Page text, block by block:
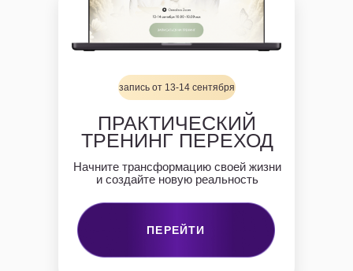
ПРАКТИЧЕСКИЙ
ТРЕНИНГ ПЕРЕХОД
Начните трансформацию своей жизни
и создайте новую реальность
ПЕРЕЙТИ
запись от 13-14 сентября